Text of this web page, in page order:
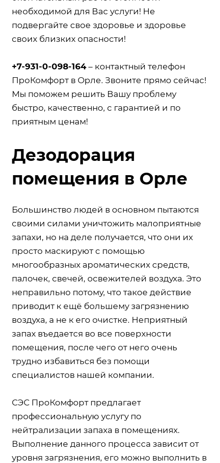
необходимой для Вас услуги! Не
подвергайте свое здоровье и здоровье
своих близких опасности!
+7-931-0-098-164 – контактный телефон
ПроКомфорт в Орле. Звоните прямо сейчас!
Мы поможем решить Вашу проблему
быстро, качественно, с гарантией и по
приятным ценам!
Дезодорация
помещения в Орле
Большинство людей в основном пытаются
своими силами уничтожить малоприятные
запахи, но на деле получается, что они их
просто маскируют с помощью
многообразных ароматических средств,
палочек, свечей, освежителей воздуха. Это
неправильно потому, что такое действие
приводит к ещё большему загрязнению
воздуха, а не к его очистке. Неприятный
запах въедается во все поверхности
помещения, после чего от него очень
трудно избавиться без помощи
специалистов нашей компании.
СЭС ПроКомфорт предлагает
профессиональную услугу по
нейтрализации запаха в помещениях.
Выполнение данного процесса зависит от
уровня загрязнения, его можно выполнить в